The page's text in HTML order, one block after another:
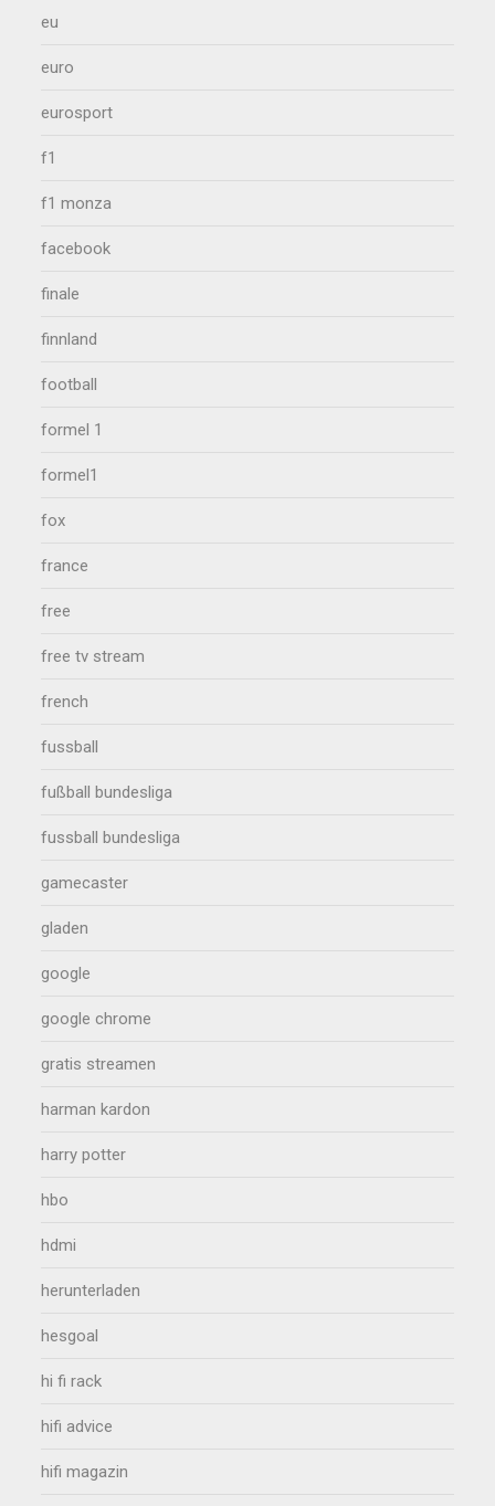
eu
euro
eurosport
f1
f1 monza
facebook
finale
finnland
football
formel 1
formel1
fox
france
free
free tv stream
french
fussball
fußball bundesliga
fussball bundesliga
gamecaster
gladen
google
google chrome
gratis streamen
harman kardon
harry potter
hbo
hdmi
herunterladen
hesgoal
hi fi rack
hifi advice
hifi magazin